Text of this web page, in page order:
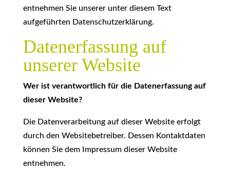
entnehmen Sie unserer unter diesem Text
aufgeführten Datenschutzerklärung.
Datenerfassung auf
unserer Website
Wer ist verantwortlich für die Datenerfassung auf
dieser Website?
Die Datenverarbeitung auf dieser Website erfolgt
durch den Websitebetreiber. Dessen Kontaktdaten
können Sie dem Impressum dieser Website
entnehmen.